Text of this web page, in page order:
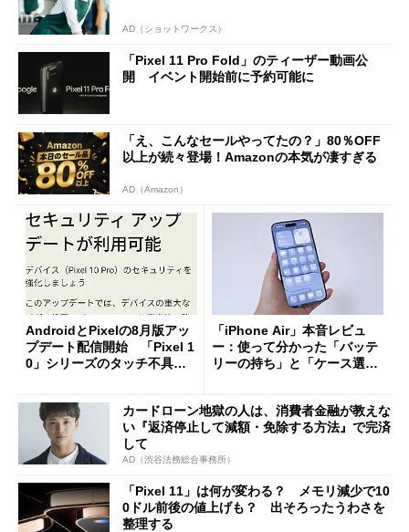
AD（ショットワークス）
「Pixel 11 Pro Fold」のティーザー動画公
開 イベント開始前に予約可能に
「え、こんなセールやってたの？」80％OFF
以上が続々登場！Amazonの本気が凄すぎる
AD（Amazon）
AndroidとPixelの8月版アッ
プデート配信開始 「Pixel 1
0」シリーズのタッチ不具合
「iPhone Air」本音レビュ
ー：使って分かった「バッテ
リーの持ち」と「ケース選
カードローン地獄の人は、消費者金融が教えな
い『返済停止して減額・免除する方法』で完済
して
AD（渋谷法務総合事務所）
「Pixel 11」は何が変わる？ メモリ減少で10
0ドル前後の値上げも？ 出そろったうわさを
整理する